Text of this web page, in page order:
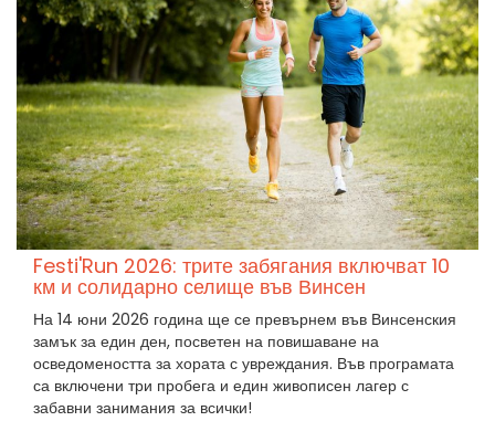
Festi'Run 2026: трите забягания включват 10
км и солидарно селище във Винсен
На 14 юни 2026 година ще се превърнем във Винсенския
замък за един ден, посветен на повишаване на
осведомеността за хората с увреждания. Във програмата
са включени три пробега и един живописен лагер с
забавни занимания за всички!